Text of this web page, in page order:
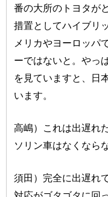
番の大所のトヨタが
措置としてハイブリ
メリカやヨーロッパ
ーではないと。やっ
を見ていますと、日
います。
高嶋）これは出遅れ
ソリン車はなくなら
須田）完全に出遅れ